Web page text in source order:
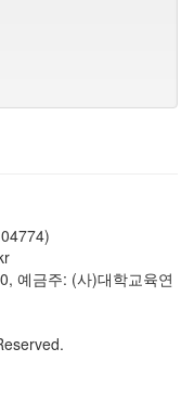
예금주: (사)대학교육연